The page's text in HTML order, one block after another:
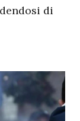
di